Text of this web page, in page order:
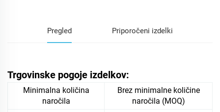
Pregled Priporočeni izdelki
Trgovinske pogoje izdelkov:
Minimalna količina
naročila
Brez minimalne količine
naročila (MOQ)